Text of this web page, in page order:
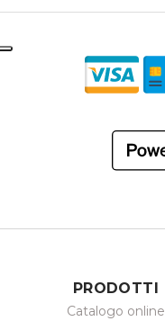
PRODOTTI
Catalogo online